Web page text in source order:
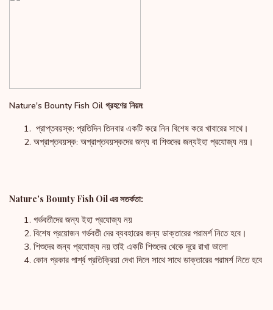
Nature's Bounty Fish Oil গ্রহণের নিয়ম:
প্রাপ্তবয়স্ক: প্রতিদিন তিনবার একটি করে নিন বিশেষ করে খাবারের সাথে।
অপ্রাপ্তবয়স্ক: অপ্রাপ্তবয়স্কদের জন্য বা শিশুদের জন্যইহা প্রযোজ্য নয়।
Nature's Bounty Fish Oil এর সতর্কতা:
গর্ভবতীদের জন্য ইহা প্রযোজ্য নয়
বিশেষ প্রয়োজন গর্ভবতী দের ব্যবহারের জন্য ডাক্তারের পরামর্শ নিতে হবে।
শিশুদের জন্য প্রযোজ্য নয় তাই একটি শিশুদের থেকে দূরে রাখা ভালো
কোন প্রকার পার্শ্ব প্রতিক্রিয়া দেখা দিলে সাথে সাথে ডাক্তারের পরামর্শ নিতে হবে